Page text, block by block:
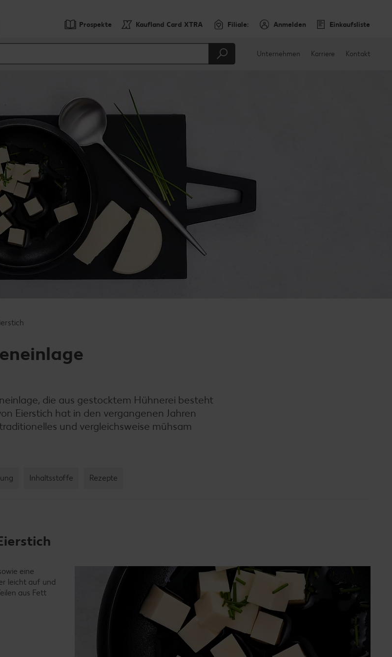
Prospekte Kaufland Card XTRA Filiale: Anmelden Einkaufsliste
Unternehmen Karriere Kontakt
die aus gestocktem Hühnerei besteht
Eierstich hat in den vergangenen Jahren
und vergleichsweise mühsam
Inhaltsstoffe Rezepte
eine
leicht auf und
aus Fett